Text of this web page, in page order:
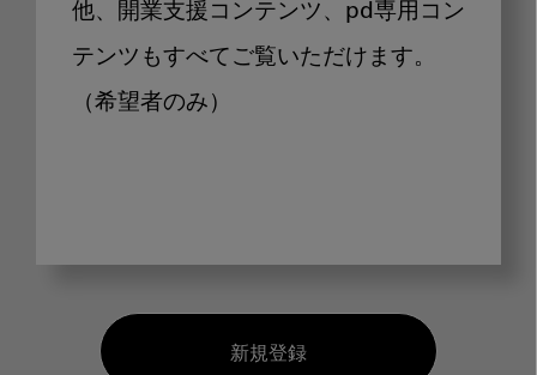
他、開業支援コンテンツ、pd専用コン
テンツもすべてご覧いただけます。
（希望者のみ）
新規登録